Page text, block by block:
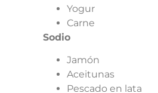
Yogur
Carne
Sodio
Jamón
Aceitunas
Pescado en lata